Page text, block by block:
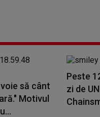
să cânt
Motivul
Peste
zi de